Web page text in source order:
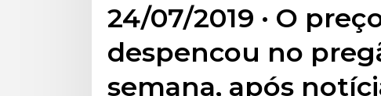
24/07/2019 · O
despencou no
semana, após